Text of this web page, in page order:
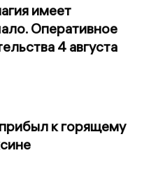
имеет
Оперативное
4 августа
к горящему